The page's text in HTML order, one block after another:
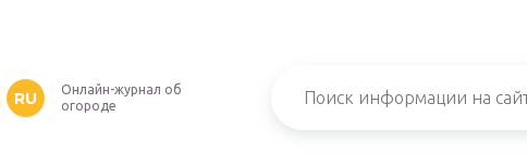
RU
Онлайн-журнал об
огороде